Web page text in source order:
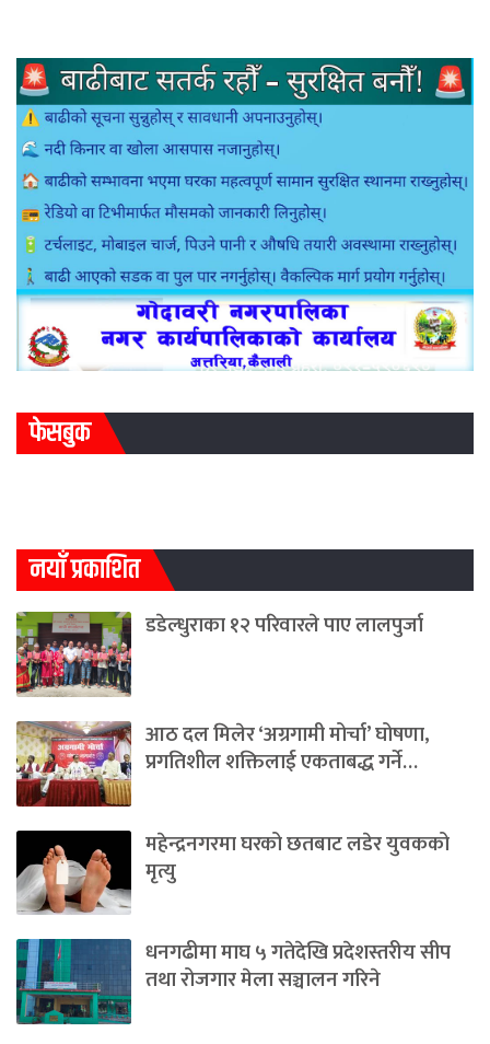
फेसबुक
नयाँ प्रकाशित
डडेल्धुराका १२ परिवारले पाए लालपुर्जा
आठ दल मिलेर ‘अग्रगामी मोर्चा’ घोषणा,
प्रगतिशील शक्तिलाई एकताबद्ध गर्ने…
महेन्द्रनगरमा घरको छतबाट लडेर युवकको
मृत्यु
धनगढीमा माघ ५ गतेदेखि प्रदेशस्तरीय सीप
तथा रोजगार मेला सञ्चालन गरिने